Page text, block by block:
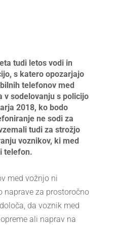
tudi letos vodi in
s katero opozarjajo
telefonov med
v sodelovanju s policijo
2018, ko bodo
ne sodi za
tudi za strožjo
voznikov, ki med
telefon.
med vožnjo ni
naprave za prostoročno
da voznik med
ali naprav na